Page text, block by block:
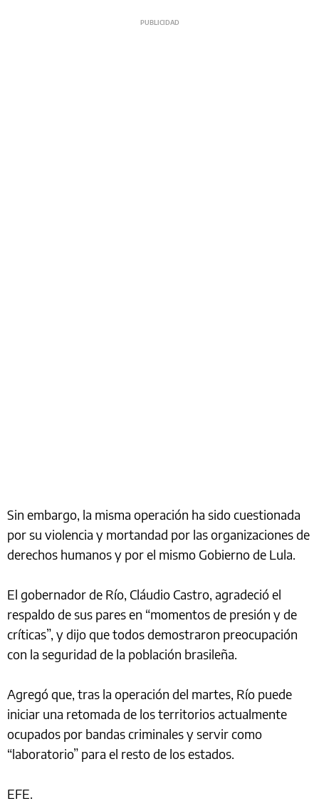
Sin embargo, la misma operación ha sido cuestionada
por su violencia y mortandad por las organizaciones de
derechos humanos y por el mismo Gobierno de Lula.
El gobernador de Río, Cláudio Castro, agradeció el
respaldo de sus pares en “momentos de presión y de
críticas”, y dijo que todos demostraron preocupación
con la seguridad de la población brasileña.
Agregó que, tras la operación del martes, Río puede
iniciar una retomada de los territorios actualmente
ocupados por bandas criminales y servir como
“laboratorio” para el resto de los estados.
EFE.